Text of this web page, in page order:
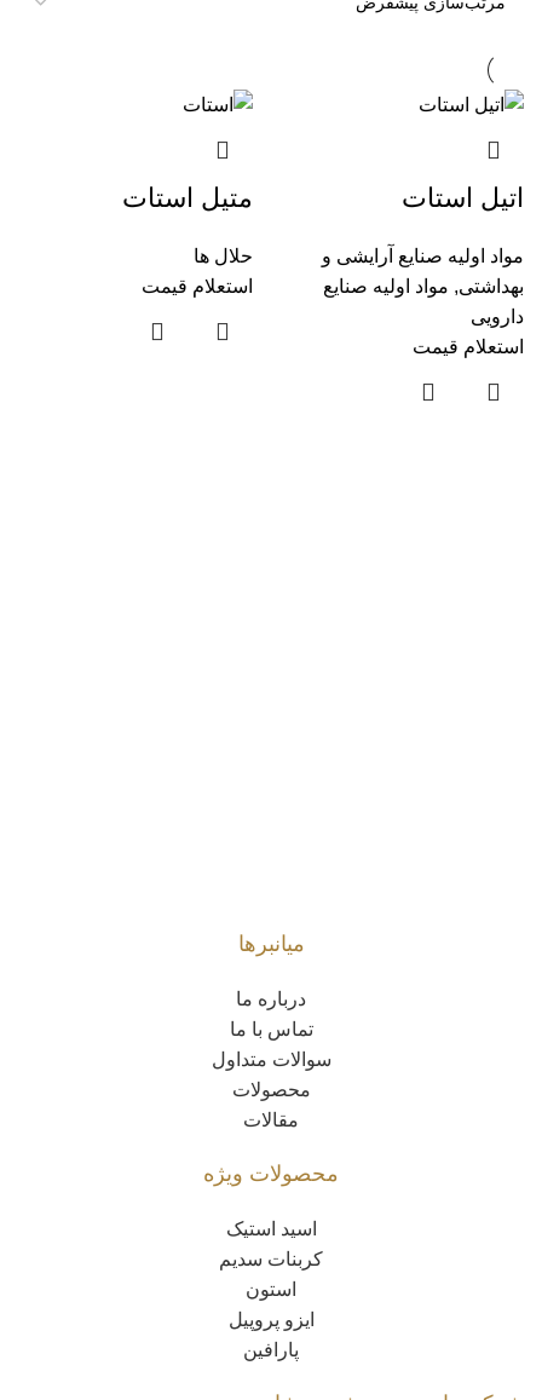
اتیل استات
مواد اولیه صنایع آرایشی و
بهداشتی, مواد اولیه صنایع
دارویی
استعلام قیمت
متیل استات
حلال ها
استعلام قیمت
میانبرها
درباره ما
تماس با ما
سوالات متداول
محصولات
مقالات
محصولات ویژه
اسید استیک
کربنات سدیم
استون
ایزو پروپیل
پارافین